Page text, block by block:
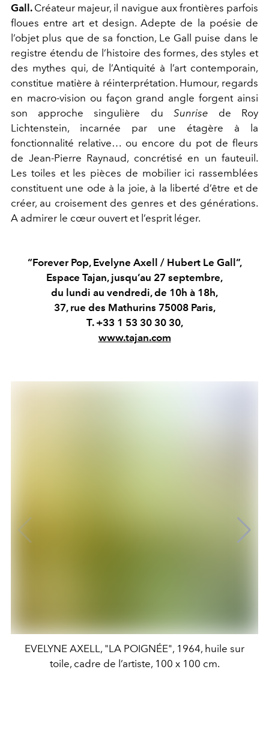
Gall. Créateur majeur, il navigue aux frontières parfois
floues entre art et design. Adepte de la poésie de
l’objet plus que de sa fonction, Le Gall puise dans le
registre étendu de l’histoire des formes, des styles et
des mythes qui, de l’Antiquité à l’art contemporain,
constitue matière à réinterprétation. Humour, regards
en macro-vision ou façon grand angle forgent ainsi
son approche singulière du Sunrise de Roy
Lichtenstein, incarnée par une étagère à la
fonctionnalité relative… ou encore du pot de fleurs
de Jean-Pierre Raynaud, concrétisé en un fauteuil.
Les toiles et les pièces de mobilier ici rassemblées
constituent une ode à la joie, à la liberté d’être et de
créer, au croisement des genres et des générations.
A admirer le cœur ouvert et l’esprit léger.
“Forever Pop, Evelyne Axell / Hubert Le Gall”,
Espace Tajan, jusqu’au 27 septembre,
du lundi au vendredi, de 10h à 18h,
37, rue des Mathurins 75008 Paris,
T. +33 1 53 30 30 30,
www.tajan.com
EVELYNE AXELL, "LA POIGNÉE", 1964, huile sur
toile, cadre de l’artiste, 100 x 100 cm.